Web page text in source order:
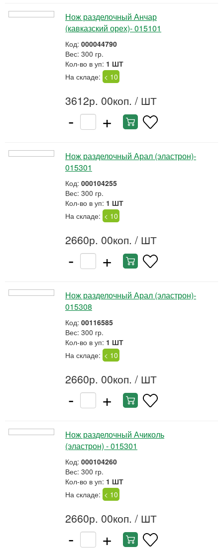
Нож разделочный Анчар
(кавказский орех)- 015101
Код: 000044790
Вес: 300 гр.
Кол-во в уп: 1 ШТ
На складе: < 10
3612р. 00коп. / ШТ
- +
Нож разделочный Арал (эластрон)-
015301
Код: 000104255
Вес: 300 гр.
Кол-во в уп: 1 ШТ
На складе: < 10
2660р. 00коп. / ШТ
- +
Нож разделочный Арал (эластрон)-
015308
Код: 00116585
Вес: 300 гр.
Кол-во в уп: 1 ШТ
На складе: < 10
2660р. 00коп. / ШТ
- +
Нож разделочный Ачиколь
(эластрон) - 015301
Код: 000104260
Вес: 300 гр.
Кол-во в уп: 1 ШТ
На складе: < 10
2660р. 00коп. / ШТ
- +